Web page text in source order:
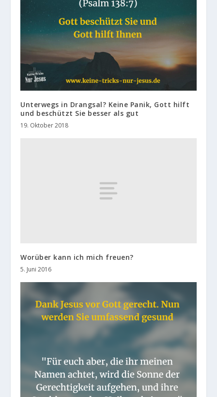
Unterwegs in Drangsal? Keine Panik, Gott hilft
und beschützt Sie besser als gut
19. Oktober 2018
Worüber kann ich mich freuen?
5. Juni 2016